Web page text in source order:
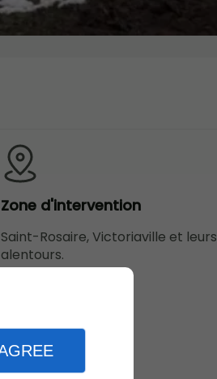
Zone d'intervention
Saint-Rosaire, Victoriaville et leurs
alentours.